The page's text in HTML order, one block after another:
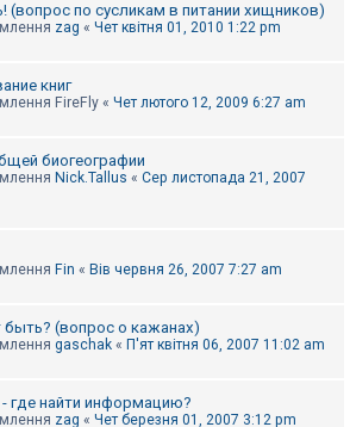
по сусликам в питании хищников)
zag « Чет квітня 01, 2010 1:22 pm
книг
FireFly « Чет лютого 12, 2009 6:27 am
биогеографии
Nick.Tallus « Сер листопада 21, 2007
Fin « Вів червня 26, 2007 7:27 am
(вопрос о кажанах)
gaschak « П'ят квітня 06, 2007 11:02 am
где найти информацию?
zag « Чет березня 01, 2007 3:12 pm